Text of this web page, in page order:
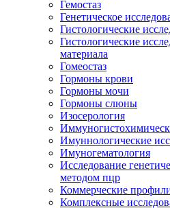
Гемостаз
Генетическое
Гистологические
Гистологические
материала
Гомеостаз
Гормоны крови
Гормоны мочи
Гормоны слюны
Изосерология
Имуннологические
Имуногематология
Исследование
методом пцр
Коммерческие
Комплексные